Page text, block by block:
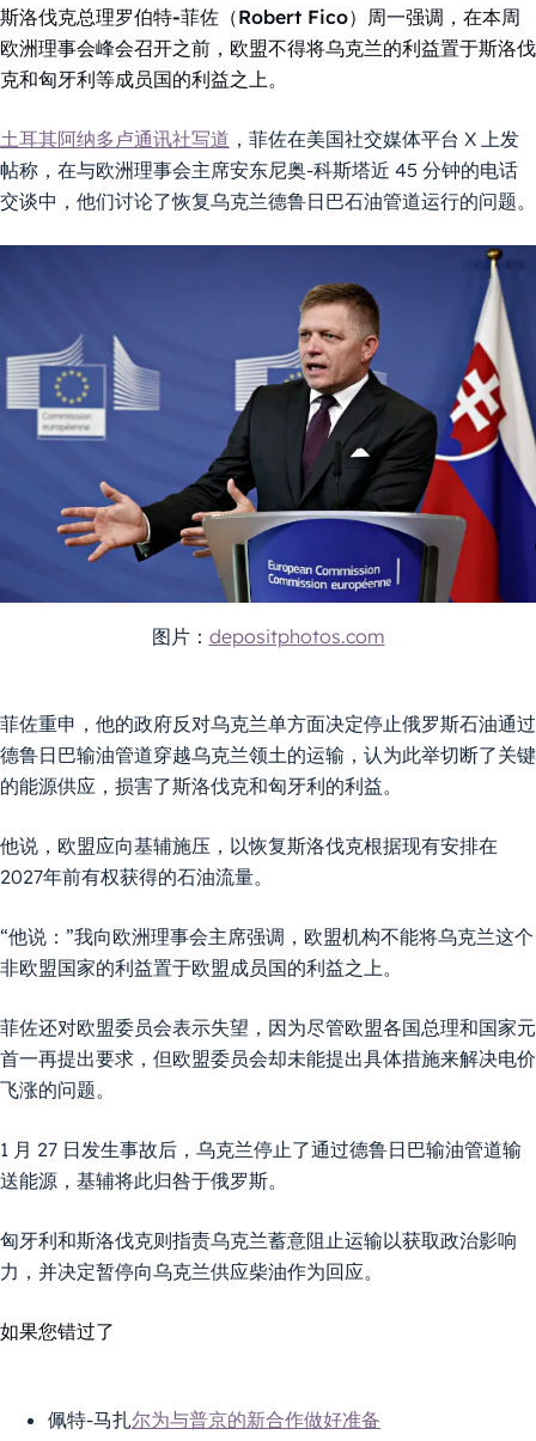
斯洛伐克总理罗伯特-菲佐（Robert Fico）周一强调，在本周
欧洲理事会峰会召开之前，欧盟不得将乌克兰的利益置于斯洛伐
克和匈牙利等成员国的利益之上。
土耳其阿纳多卢通讯社写道 ，菲佐在美国社交媒体平台 X 上发
帖称，在与欧洲理事会主席安东尼奥-科斯塔近 45 分钟的电话
交谈中，他们讨论了恢复乌克兰德鲁日巴石油管道运行的问题。
图片： depositphotos.com
菲佐重申，他的政府反对乌克兰单方面决定停止俄罗斯石油通过
德鲁日巴输油管道穿越乌克兰领土的运输，认为此举切断了关键
的能源供应，损害了斯洛伐克和匈牙利的利益。
他说，欧盟应向基辅施压，以恢复斯洛伐克根据现有安排在
2027年前有权获得的石油流量。
“他说：”我向欧洲理事会主席强调，欧盟机构不能将乌克兰这个
非欧盟国家的利益置于欧盟成员国的利益之上。
菲佐还对欧盟委员会表示失望，因为尽管欧盟各国总理和国家元
首一再提出要求，但欧盟委员会却未能提出具体措施来解决电价
飞涨的问题。
1 月 27 日发生事故后，乌克兰停止了通过德鲁日巴输油管道输
送能源，基辅将此归咎于俄罗斯。
匈牙利和斯洛伐克则指责乌克兰蓄意阻止运输以获取政治影响
力，并决定暂停向乌克兰供应柴油作为回应。
如果您错过了
佩特-马扎尔为与普京的新合作做好准备